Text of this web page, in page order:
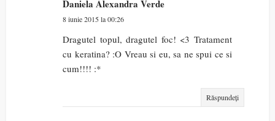
Daniela Alexandra Verde
8 iunie 2015 la 00:26
Dragutel topul, dragutel foc! <3 Tratament
cu keratina? :O Vreau si eu, sa ne spui ce si
cum!!!! :*
Răspundeți